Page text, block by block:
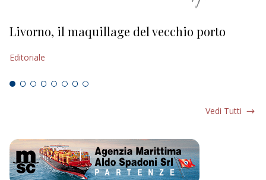
Livorno, il maquillage del vecchio porto
Editoriale
Vedi Tutti